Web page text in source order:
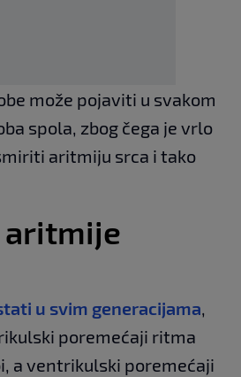
može pojaviti u svakom
spola, zbog čega je vrlo
aritmiju srca i tako
aritmije
u svim generacijama,
poremećaji ritma
a ventrikulski poremećaji